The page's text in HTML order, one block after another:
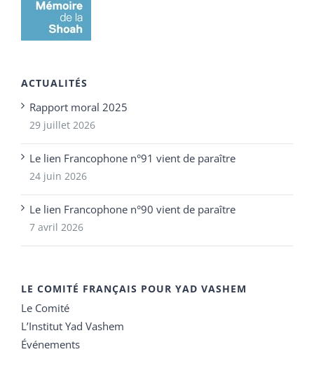
ACTUALITÉS
Rapport moral 2025
29 juillet 2026
Le lien Francophone n°91 vient de paraître
24 juin 2026
Le lien Francophone n°90 vient de paraître
7 avril 2026
LE COMITÉ FRANÇAIS POUR YAD VASHEM
Le Comité
L’Institut Yad Vashem
Événements